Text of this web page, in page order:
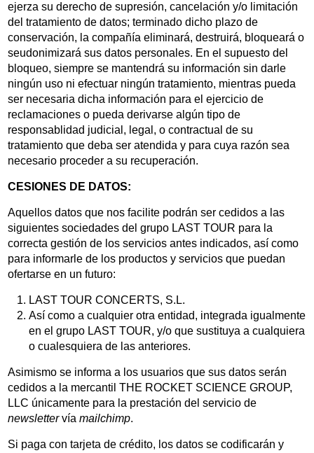
ejerza su derecho de supresión, cancelación y/o limitación
del tratamiento de datos; terminado dicho plazo de
conservación, la compañía eliminará, destruirá, bloqueará o
seudonimizará sus datos personales. En el supuesto del
bloqueo, siempre se mantendrá su información sin darle
ningún uso ni efectuar ningún tratamiento, mientras pueda
ser necesaria dicha información para el ejercicio de
reclamaciones o pueda derivarse algún tipo de
responsablidad judicial, legal, o contractual de su
tratamiento que deba ser atendida y para cuya razón sea
necesario proceder a su recuperación.
CESIONES DE DATOS:
Aquellos datos que nos facilite podrán ser cedidos a las
siguientes sociedades del grupo LAST TOUR para la
correcta gestión de los servicios antes indicados, así como
para informarle de los productos y servicios que puedan
ofertarse en un futuro:
LAST TOUR CONCERTS, S.L.
Así como a cualquier otra entidad, integrada igualmente
en el grupo LAST TOUR, y/o que sustituya a cualquiera
o cualesquiera de las anteriores.
Asimismo se informa a los usuarios que sus datos serán
cedidos a la mercantil THE ROCKET SCIENCE GROUP,
LLC únicamente para la prestación del servicio de
newslettervíamailchimp.
Si paga con tarjeta de crédito, los datos se codificarán y